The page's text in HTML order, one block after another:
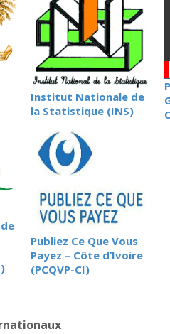
Institut Nationale de
la Statistique (INS)
Publiez Ce Que Vous
Payez – Côte d’Ivoire
(PCQVP-CI)